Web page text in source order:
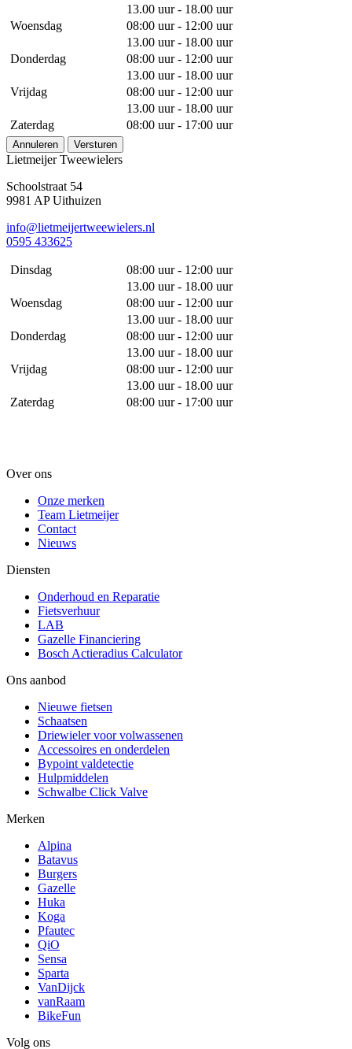
13.00 uur - 18.00 uur
Woensdag
08:00 uur - 12:00 uur
13.00 uur - 18.00 uur
Donderdag
08:00 uur - 12:00 uur
13.00 uur - 18.00 uur
Vrijdag
08:00 uur - 12:00 uur
13.00 uur - 18.00 uur
Zaterdag
08:00 uur - 17:00 uur
Annuleren Versturen
Lietmeijer Tweewielers
Schoolstraat 54
9981 AP Uithuizen
info@lietmeijertweewielers.nl
0595 433625
Dinsdag
08:00 uur - 12:00 uur
13.00 uur - 18.00 uur
Woensdag
08:00 uur - 12:00 uur
13.00 uur - 18.00 uur
Donderdag
08:00 uur - 12:00 uur
13.00 uur - 18.00 uur
Vrijdag
08:00 uur - 12:00 uur
13.00 uur - 18.00 uur
Zaterdag
08:00 uur - 17:00 uur
Over ons
Onze merken
Team Lietmeijer
Contact
Nieuws
Diensten
Onderhoud en Reparatie
Fietsverhuur
LAB
Gazelle Financiering
Bosch Actieradius Calculator
Ons aanbod
Nieuwe fietsen
Schaatsen
Driewieler voor volwassenen
Accessoires en onderdelen
Bypoint valdetectie
Hulpmiddelen
Schwalbe Click Valve
Merken
Alpina
Batavus
Burgers
Gazelle
Huka
Koga
Pfautec
QiO
Sensa
Sparta
VanDijck
vanRaam
BikeFun
Volg ons